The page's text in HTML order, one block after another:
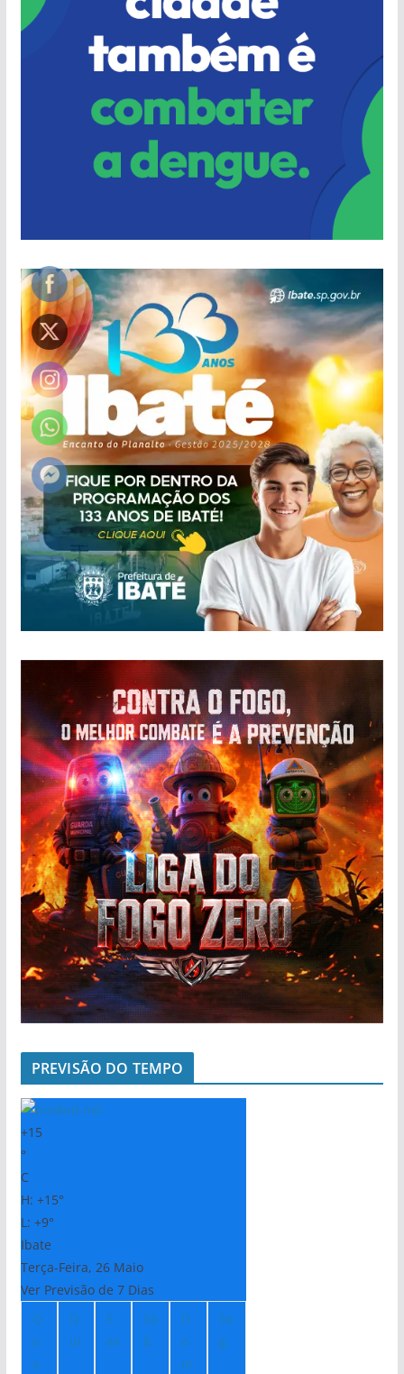
PREVISÃO DO TEMPO
+15
°
C
H: +15°
L: +9°
Ibate
Terça-Feira, 26 Maio
Ver Previsão de 7 Dias
Q
u
a
Q
ui
S
ex
Sá
b
D
o
m
Se
g